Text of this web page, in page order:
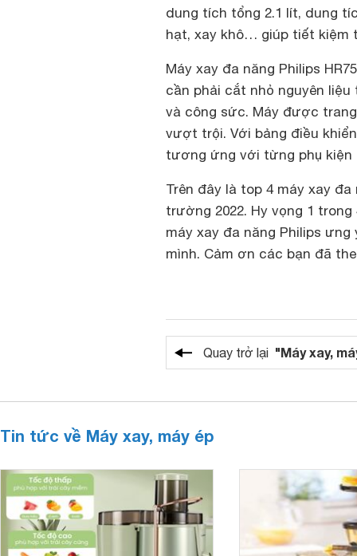
dung tích tổng 2.1 lít, dung
hạt, xay khô… giúp tiết kiệm
Máy xay đa năng Philips
cần phải cắt nhỏ nguyên
và công sức. Máy được
vượt trội. Với bảng điều
tương ứng với từng phụ kiện
Trên đây là top 4 máy xay
trường 2022. Hy vọng 1
máy xay đa năng Philips
mình. Cảm ơn các bạn đã
Quay trở lại "Máy xay,
Tin tức về Máy xay, máy ép